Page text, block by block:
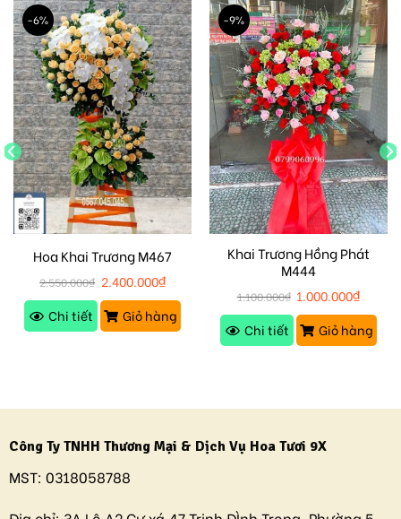
-6%
Hoa Khai Trương M467
2.550.000₫ 2.400.000₫
Chi tiết
Giỏ hàng
-9%
Khai Trương Hồng Phát
M444
1.100.000₫ 1.000.000₫
Chi tiết
Giỏ hàng
Công Ty TNHH Thương Mại & Dịch Vụ Hoa Tươi 9X
MST: 0318058788